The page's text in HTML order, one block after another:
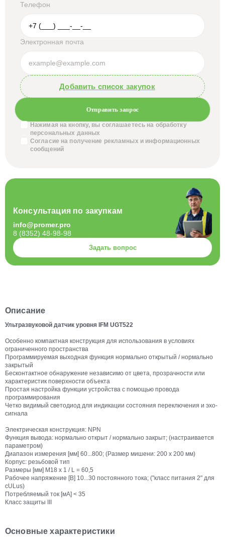
Описание
Ультразвуковой датчик уровня IFM UGT522
Особенно компактная конструкция для использования в условиях
ограниченного пространства
Программируемая выходная функция нормально открытый / нормально
закрытый
Бесконтактное обнаружение независимо от цвета, прозрачности или
характеристик поверхности объекта
Простая настройка функции устройства с помощью провода
программирования
Четко видимый светодиод для индикации состояния переключения и эхо-
сигнала
Электрическая конструкция: NPN
Функция вывода: нормально открыт / нормально закрыт; (настраивается
параметром)
Диапазон измерения [мм] 60...800; (Размер мишени: 200 x 200 мм)
Корпус: резьбовой тип
Размеры [мм] M18 x 1 / L = 60,5
Рабочее напряжение [В] 10...30 постоянного тока; ("класс питания 2" для
cULus)
Потребляемый ток [мА] < 35
Класс защиты III
Основные характеристики
Телефон
Электронная почта
Добавить список закупок
Отправить запрос
Нажимая на кнопку, вы соглашаетесь на обработку
персональных данных
Согласие на получение рекламных и информационных
сообщений
Консультация по закупкам
info@promer.pro
8 (8352) 48-98-98
Задать вопрос